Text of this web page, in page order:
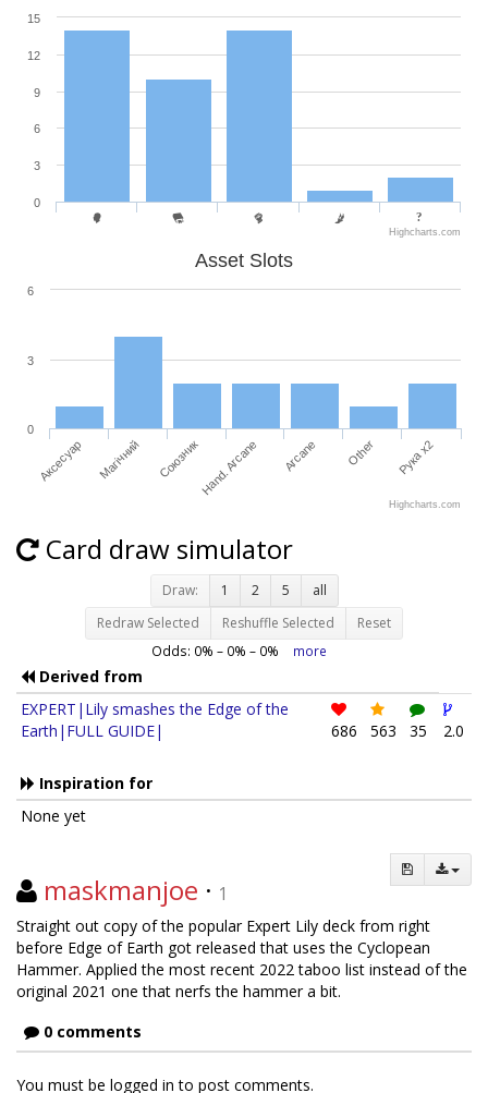
0
3
6
9
12
15
Highcharts.com
Asset Slots
0
3
6
Highcharts.com
Аксесуар Магічний Союзник Hand. Arcane Arcane Other Рука x2
Card draw simulator
Draw: 1 2 5
all
Redraw Selected
Reshuffle Selected Reset
Odds: 0% – 0% – 0% more
Derived from
EXPERT|Lily smashes the Edge of the
Earth|FULL GUIDE|
686 563 35 2.0
Inspiration for
None yet
maskmanjoe · 1
Straight out copy of the popular Expert Lily deck from right
before Edge of Earth got released that uses the Cyclopean
Hammer. Applied the most recent 2022 taboo list instead of the
original 2021 one that nerfs the hammer a bit.
0 comments
You must be logged in to post comments.